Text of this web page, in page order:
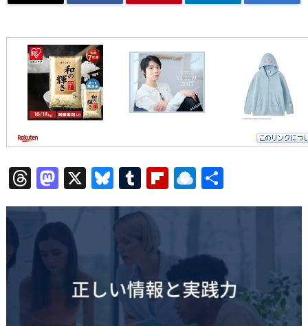
T
h
re
a
d
M
a
st
o
n
X Bl
u
e
sk
y
T
u
m
bl
Fl
ip
ar
d
R
ai
ro
p.
有